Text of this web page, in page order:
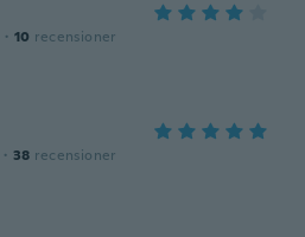
· 10 recensioner
· 38 recensioner